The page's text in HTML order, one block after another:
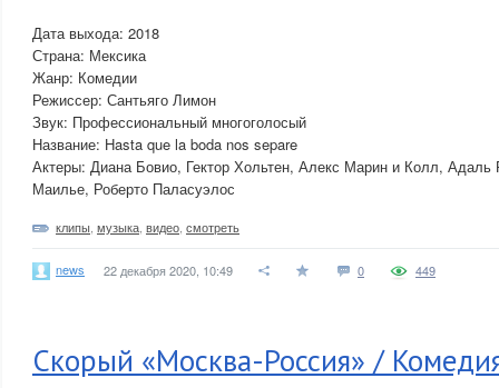
Дата выхода: 2018
Страна: Мексика
Жанр: Комедии
Режиссер: Сантьяго Лимон
Звук: Профессиональный многоголосый
Название: Hasta que la boda nos separe
Актеры: Диана Бовио, Гектор Хольтен, Алекс Марин и Колл,
Маилье, Роберто Паласуэлос
клипы музыка видео смотреть
news 22 декабря 2020, 10:49 0 449
Скорый «Москва-Россия» /